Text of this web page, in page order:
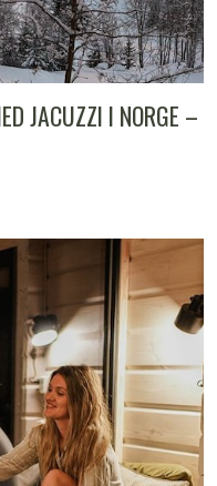
JACUZZI I NORGE –